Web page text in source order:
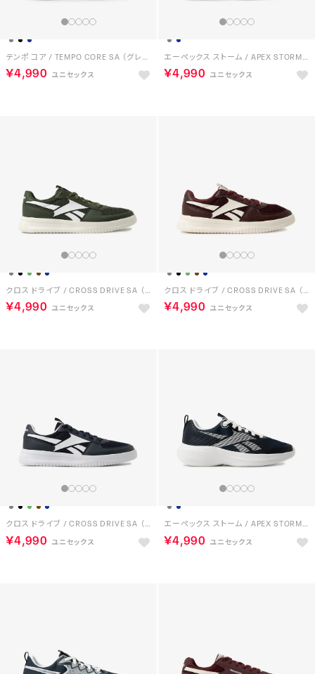
テンポ コア / TEMPO CORE SA （グレー）
￥4,990
エーペックス ストーム / APEX STORM SA （グレー）
￥4,990
クロス ドライブ / CROSS DRIVE SA （グリーン）
￥4,990
クロス ドライブ / CROSS DRIVE SA （ブラウン）
￥4,990
クロス ドライブ / CROSS DRIVE SA （ネイビー）
￥4,990
エーペックス ストーム / APEX STORM SA （ネイビー）
￥4,990